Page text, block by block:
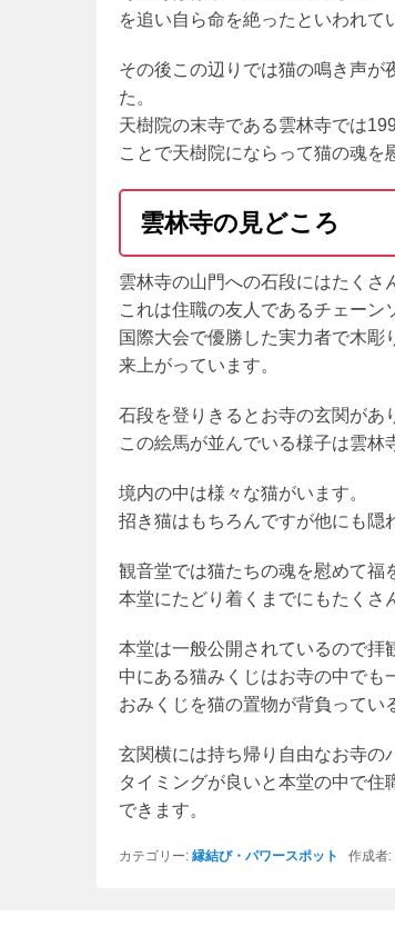
を追い自ら命を絶ったといわれて
その後この辺りでは猫の鳴き声が
た。
天樹院の末寺である雲林寺では
ことで天樹院にならって猫の魂を
雲林寺の見どころ
雲林寺の山門への石段にはたくさ
これは住職の友人であるチェーン
国際大会で優勝した実力者で木
来上がっています。
石段を登りきるとお寺の玄関があ
この絵馬が並んでいる様子は雲林
境内の中は様々な猫がいます。
招き猫はもちろんですが他にも隠
観音堂では猫たちの魂を慰めて福
本堂にたどり着くまでにもたくさ
本堂は一般公開されているので拝
中にある猫みくじはお寺の中でも
おみくじを猫の置物が背負ってい
玄関横には持ち帰り自由なお寺の
タイミングが良いと本堂の中で
できます。
カテゴリー: 縁結び・パワースポット 作成者: